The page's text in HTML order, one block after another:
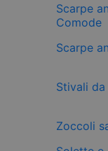
Scarpe
Comode
Scarpe
Stivali
Zoccoli